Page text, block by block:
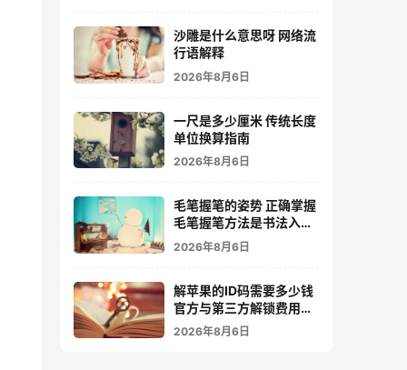
沙雕是什么意思呀 网络流
行语解释
2026年8月6日
一尺是多少厘米 传统长度
单位换算指南
2026年8月6日
毛笔握笔的姿势 正确掌握
毛笔握笔方法是书法入门
的关键
2026年8月6日
解苹果的ID码需要多少钱
官方与第三方解锁费用详
解
2026年8月6日